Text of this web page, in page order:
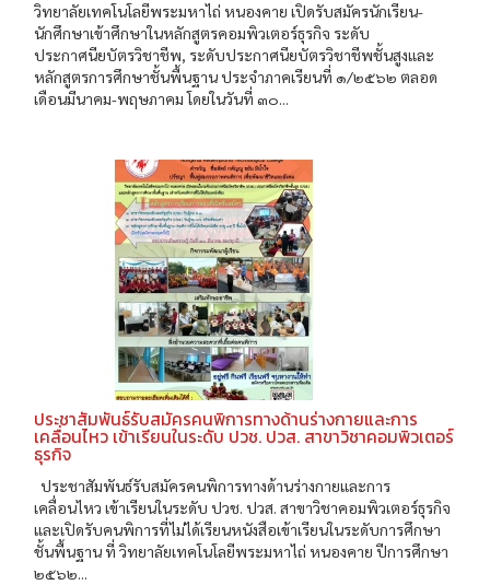
วิทยาลัยเทคโนโลยีพระมหาไถ่ หนองคาย เปิดรับสมัครนักเรียน-
นักศึกษาเข้าศึกษาในหลักสูตรคอมพิวเตอร์ธุรกิจ ระดับ
ประกาศนียบัตรวิชาชีพ, ระดับประกาศนียบัตรวิชาชีพชั้นสูงและ
หลักสูตรการศึกษาชั้นพื้นฐาน ประจำภาคเรียนที่ ๑/๒๕๖๒ ตลอด
เดือนมีนาคม-พฤษภาคม โดยในวันที่ ๓๐...
ประชาสัมพันธ์รับสมัครคนพิการทางด้านร่างกายและการ
เคลื่อนไหว เข้าเรียนในระดับ ปวช. ปวส. สาขาวิชาคอมพิวเตอร์
ธุรกิจ
ประชาสัมพันธ์รับสมัครคนพิการทางด้านร่างกายและการ
เคลื่อนไหว เข้าเรียนในระดับ ปวช. ปวส. สาขาวิชาคอมพิวเตอร์ธุรกิจ
และเปิดรับคนพิการที่ไม่ได้เรียนหนังสือเข้าเรียนในระดับการศึกษา
ชั้นพื้นฐาน ที่ วิทยาลัยเทคโนโลยีพระมหาไถ่ หนองคาย ปีการศึกษา
๒๕๖๒...